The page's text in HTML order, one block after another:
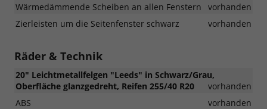
Wärmedämmende Scheiben an allen Fenstern
vorhanden
Zierleisten um die Seitenfenster schwarz
vorhanden
Räder & Technik
20" Leichtmetallfelgen "Leeds" in Schwarz/Grau,
Oberfläche glanzgedreht, Reifen 255/40 R20
vorhanden
ABS
vorhanden